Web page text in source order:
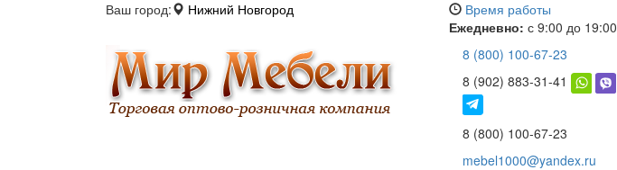
Ваш город: Нижний Новгород
Время работы
Ежедневно: с 9:00 до 19:00
8 (800) 100-67-23
8 (902) 883-31-41
8 (800) 100-67-23
mebel1000@yandex.ru